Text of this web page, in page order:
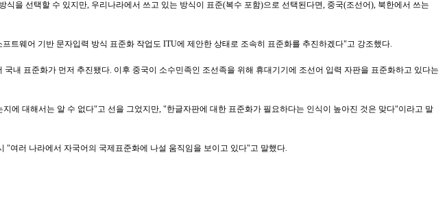
을 선택할 수 있지만, 우리나라에서 쓰고 있는 방식이 표준(복수 포함)으로 선택된다면, 중국(조선어), 북한에서 쓰는
웨어 기반 문자입력 방식 표준화 작업도 ITU에 제안한 상태로 조속히 표준화를 추진하겠다"고 강조했다.
내 표준화가 먼저 추진됐다. 이후 중국이 소수민족인 조선족을 위해 휴대기기에 조선어 입력 자판을 표준화하고 있다는
에 대해서는 알 수 없다"고 선을 그었지만, "한글자판에 대한 표준화가 필요하다는 인식이 높아진 것은 맞다"이라고 말
여러 나라에서 자국어의 국제표준화에 나설 움직임을 보이고 있다"고 말했다.